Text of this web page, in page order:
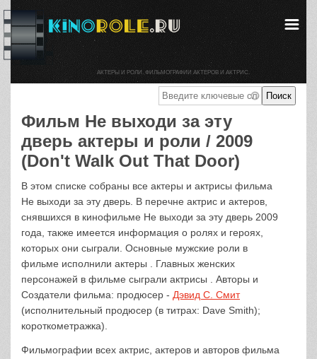
Фильм Не выходи за эту
дверь актеры и роли / 2009
(Don't Walk Out That Door)
В этом списке собраны все актеры и актрисы фильма
Не выходи за эту дверь. В перечне актрис и актеров,
снявшихся в кинофильме Не выходи за эту дверь 2009
года, также имеется информация о ролях и героях,
которых они сыграли. Основные мужские роли в
фильме исполнили актеры . Главных женских
персонажей в фильме сыграли актрисы . Авторы и
Создатели фильма: продюсер - Дэвид С. Смит
(исполнительный продюсер (в титрах: Dave Smith);
короткометражка).
Фильмографии всех актрис, актеров и авторов фильма
АКТЕРЫ И РОЛИ. ФИЛЬМОГРАФИИ АКТЕРОВ И АКТРИС.